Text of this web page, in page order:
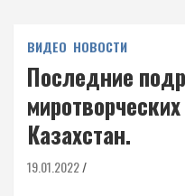
ВИДЕО НОВОСТИ
Последние
Казахстан.
19.01.2022